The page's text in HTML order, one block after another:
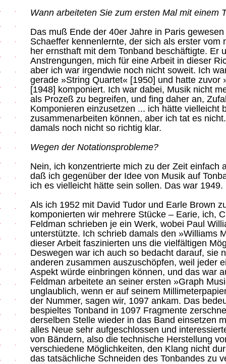
Wann arbeiteten Sie zum ersten Mal mit einem
Das muß Ende der 40er Jahre in Paris
Schaeffer kennenlernte, der sich als erster vom
her ernsthaft mit dem Tonband beschäftigte. Er
Anstrengungen, mich für eine Arbeit in dieser
aber ich war irgendwie noch nicht soweit. Ich
gerade »String Quartet« [1950] und hatte zuvor
[1948] komponiert. Ich war dabei, Musik nicht
als Prozeß zu begreifen, und fing daher an,
Komponieren einzusetzen ... ich hätte vielleicht
zusammenarbeiten können, aber ich tat es
damals noch nicht so richtig klar.
Wegen der Notationsprobleme?
Nein, ich konzentrierte mich zu der Zeit einfach
daß ich gegenüber der Idee von Musik auf
ich es vielleicht hätte sein sollen. Das war 1949.
Als ich 1952 mit David Tudor und Earle Brown
komponierten wir mehrere Stücke – Earie, ich,
Feldman schrieben je ein Werk, wobei Paul
unterstützte. Ich schrieb damals den »Williams
dieser Arbeit faszinierten uns die vielfältigen
Deswegen war ich auch so bedacht darauf, sie
anderen zusammen auszuschöpfen, weil jeder
Aspekt würde einbringen können, und das war
Feldman arbeitete an seiner ersten »Graph
unglaublich, wenn er auf seinem
der Nummer, sagen wir, 1097 ankam. Das
bespieltes Tonband in 1097 Fragmente
derselben Stelle wieder in das Band einsetzen
alles Neue sehr aufgeschlossen und
von Bändern, also die technische Herstellung
verschiedene Möglichkeiten, den Klang nicht
das tatsächliche Schneiden des Tonbandes zu